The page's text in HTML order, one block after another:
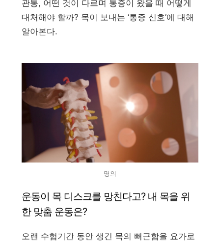
관통, 어떤 것이 다르며 통증이 왔을 때 어떻게
대처해야 할까? 목이 보내는 ‘통증 신호’에 대해
알아본다.
명의
운동이 목 디스크를 망친다고? 내 목을 위
한 맞춤 운동은?
오랜 수험기간 동안 생긴 목의 뻐근함을 요가로